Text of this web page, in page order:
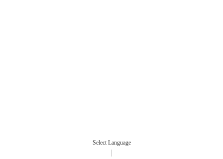
Select Language